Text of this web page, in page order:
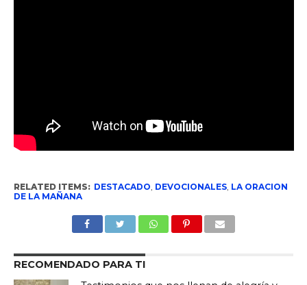
RELATED ITEMS: DESTACADO, DEVOCIONALES, LA ORACION
DE LA MAÑANA
RECOMENDADO PARA TI